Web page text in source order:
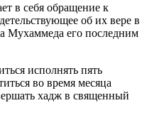
в себя обращение к
об их вере в
Мухаммеда его последним
исполнять пять
во время месяца
хадж в священный